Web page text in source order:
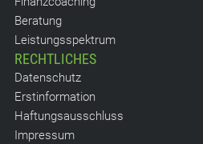
Beratung
Leistungsspektrum
RECHTLICHES
Datenschutz
Erstinformation
Haftungsausschluss
Impressum